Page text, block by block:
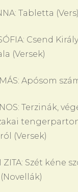
Tabletta (Vers)
Csend
(Versek)
Apósom
Terzinák,
(Versek)
ZITA: Szét kéne